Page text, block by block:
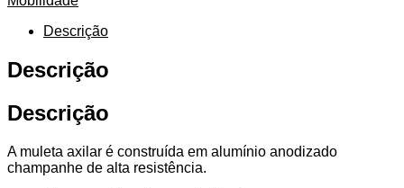
Descrição
Descrição
Descrição
A muleta axilar é construída em alumínio anodizado
champanhe de alta resistência.